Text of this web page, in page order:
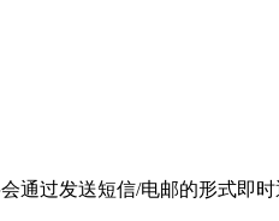
通过发送短信/电邮的形式即